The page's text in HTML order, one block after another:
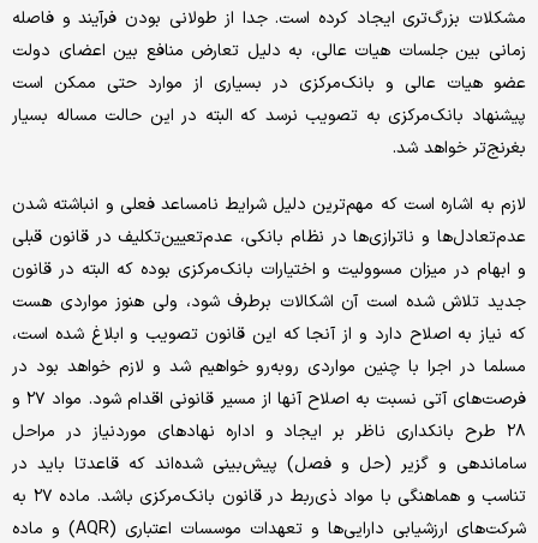
مشکلات بزرگ‌تری ایجاد کرده است. جدا از طولانی بودن فرآیند و فاصله
زمانی بین جلسات هیات عالی، به دلیل تعارض منافع بین اعضای دولت
عضو هیات عالی و بانک‌مرکزی در بسیاری از موارد حتی ممکن است
پیشنهاد بانک‌مرکزی به تصویب نرسد که البته در این حالت مساله بسیار
بغرنج‌تر خواهد شد.
لازم به اشاره است که مهم‌ترین دلیل شرایط نامساعد فعلی و انباشته شدن
عدم‌تعادل‌ها و ناترازی‌ها در نظام بانکی، عدم‌تعیین‌تکلیف در قانون قبلی
و ابهام در میزان مسوولیت و اختیارات بانک‌مرکزی بوده که البته در قانون
جدید تلاش شده است آن اشکالات برطرف شود، ولی هنوز مواردی هست
که نیاز به اصلاح دارد و از آنجا که این قانون تصویب و ابلاغ شده است،
مسلما در اجرا با چنین مواردی روبه‌رو خواهیم شد و لازم خواهد بود در
فرصت‌های آتی نسبت به اصلاح آنها از مسیر قانونی اقدام شود. مواد ۲۷ و
۲۸ طرح بانکداری ناظر بر ایجاد و اداره نهاد‌های موردنیاز در مراحل
ساماندهی و گزیر (حل و فصل) پیش‌بینی شده‌اند که قاعدتا باید در
تناسب و هماهنگی با مواد ذی‌ربط در قانون بانک‌مرکزی باشد. ماده ۲۷ به
شرکت‌های ارزشیابی دارایی‌ها و تعهدات موسسات اعتباری (AQR) و ماده